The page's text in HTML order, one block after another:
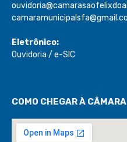
Eletrônico:
Ouvidoria / e-SIC
COMO CHEGAR À CÂMARA